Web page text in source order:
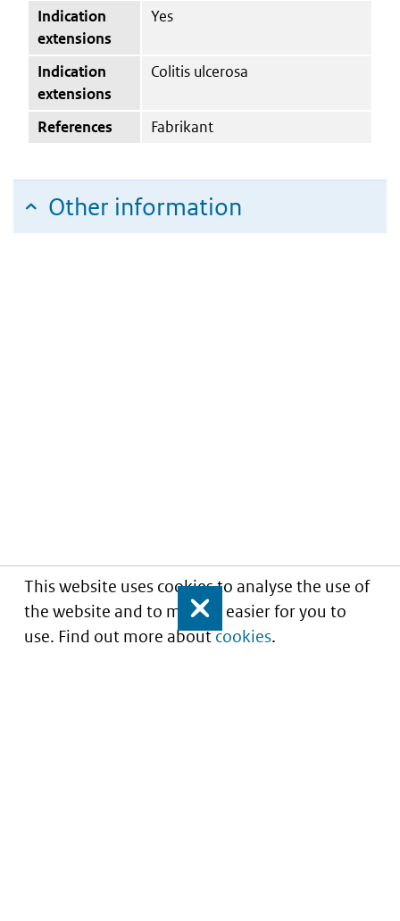
This website uses cookies to analyse the use of
the website and to make it easier for you to
use. Find out more aboutcookies.
Close
Indication
extensions
Yes
Indication
extensions
Colitis ulcerosa
References Fabrikant
Other information